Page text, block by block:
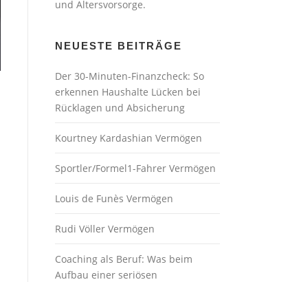
und Altersvorsorge.
NEUESTE BEITRÄGE
Der 30-Minuten-Finanzcheck: So
erkennen Haushalte Lücken bei
Rücklagen und Absicherung
Kourtney Kardashian Vermögen
Sportler/Formel1-Fahrer Vermögen
Louis de Funès Vermögen
Rudi Völler Vermögen
Coaching als Beruf: Was beim
Aufbau einer seriösen